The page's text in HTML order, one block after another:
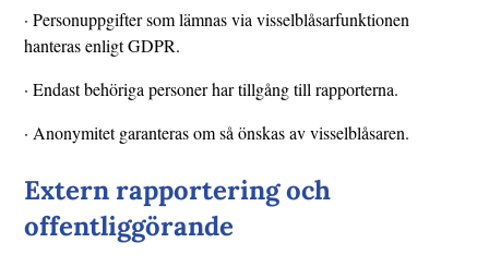
· Personuppgifter som lämnas via visselblåsarfunktionen
hanteras enligt GDPR.
· Endast behöriga personer har tillgång till rapporterna.
· Anonymitet garanteras om så önskas av visselblåsaren.
Extern rapportering och
offentliggörande